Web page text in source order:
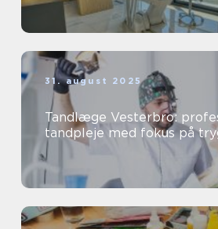
31. august 2025
Tandlæge Vesterbro:
tandpleje med fokus på